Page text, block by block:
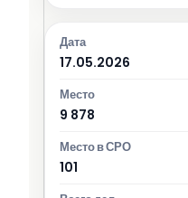
17.05.2026
9 878
101